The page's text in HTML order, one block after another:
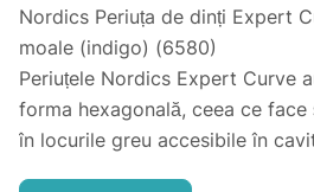
Nordics Periuța de dinți Expert
moale (indigo) (6580)
Periuțele Nordics Expert Curve
forma hexagonală, ceea ce face
în locurile greu accesibile în